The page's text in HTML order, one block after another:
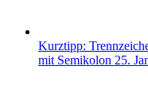
Kurztipp:
mit Semikolon 25.